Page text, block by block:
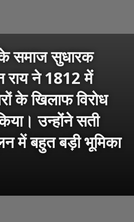
समाज सुधारक
राय ने 1812 में
के खिलाफ विरोध
उन्होंने सती
में बहुत बड़ी भूमिका